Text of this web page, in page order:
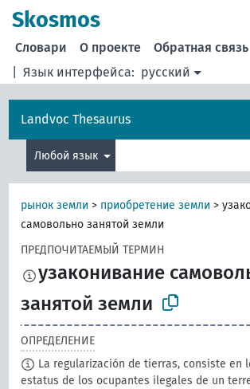
Skosmos
Язык интерфейса: русский
Словари О проекте Обратная связь
Landvoc Thesaurus
Любой язык
рынок земли > приобретение земли >
самовольно занятой земли
ПРЕДПОЧИТАЕМЫЙ ТЕРМИН
узаконивание
занятой земли
ОПРЕДЕЛЕНИЕ
La regularización de tierras, consiste en
estatus de los ocupantes ilegales de un